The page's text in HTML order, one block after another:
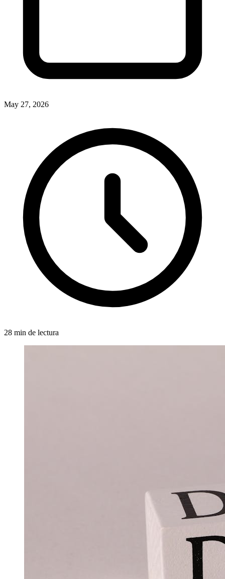
May 27, 2026
28 min de lectura